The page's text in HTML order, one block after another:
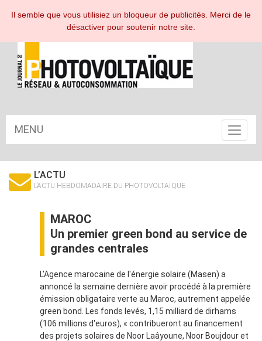
ESPACE ABONNÉ
MENU
Toggle
L’ACTU
L’ACTU HEBDOMADAIRE DU PHOTOVOLTAÏQUE
MAROC
Un premier green bond au service de
grandes centrales
L'Agence marocaine de l'énergie solaire (Masen) a
annoncé la semaine dernière avoir procédé à la première
émission obligataire verte au Maroc, autrement appelée
green bond. Les fonds levés, 1,15 milliard de dirhams
(106 millions d'euros), « contribueront au financement
des projets solaires de Noor Laâyoune, Noor Boujdour et
Il semble que vous utilisiez un bloqueur de publicités. Merci de le
désactiver pour soutenir notre site.